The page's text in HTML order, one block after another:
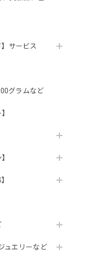
】サービス
グラムなど
ュエリーなど